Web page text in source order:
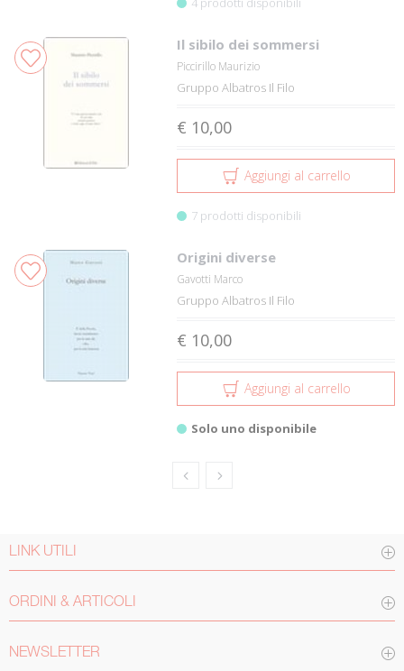
Il sibilo dei sommersi
Piccirillo Maurizio
Gruppo Albatros Il Filo
€ 10,00
Aggiungi al carrello
7 prodotti disponibili
Origini diverse
Gavotti Marco
Gruppo Albatros Il Filo
€ 10,00
Aggiungi al carrello
Solo uno disponibile
LINK UTILI
ORDINI & ARTICOLI
NEWSLETTER